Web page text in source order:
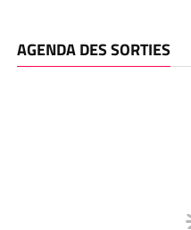
AGENDA DES SORTIES